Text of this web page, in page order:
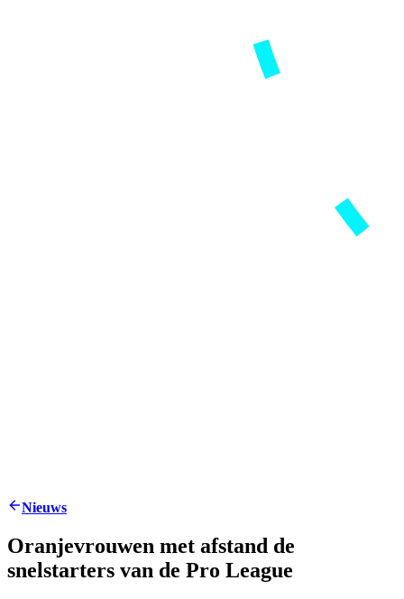
Nieuws
Oranjevrouwen met afstand de
snelstarters van de Pro League